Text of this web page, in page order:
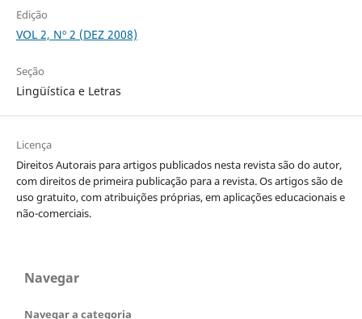
Edição
VOL 2, Nº 2 (DEZ 2008)
Seção
Lingüística e Letras
Licença
Direitos Autorais para artigos publicados nesta revista são do autor,
com direitos de primeira publicação para a revista. Os artigos são de
uso gratuito, com atribuições próprias, em aplicações educacionais e
não-comerciais.
Navegar
Navegar a categoria